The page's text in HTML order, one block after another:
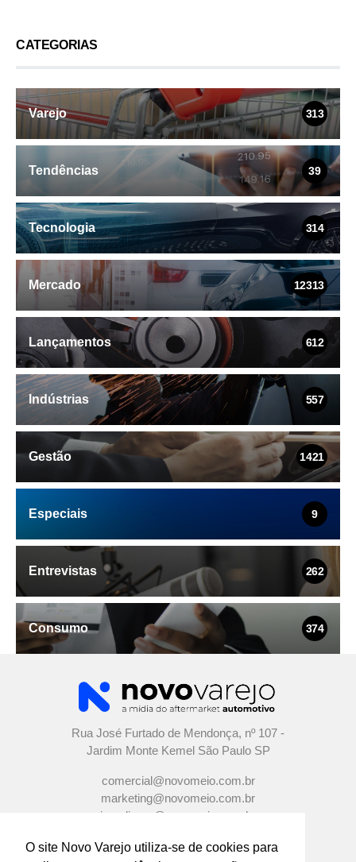
O site Novo Varejo utiliza-se de cookies para
CATEGORIAS
Varejo 313
Tendências 39
Tecnologia 314
Mercado 12313
Lançamentos 612
Indústrias 557
Gestão 1421
Especiais 9
Entrevistas 262
Consumo 374
Rua José Furtado de Mendonça, nº 107 -
Jardim Monte Kemel São Paulo SP
comercial@novomeio.com.br
marketing@novomeio.com.br
jornalismo@novomeio.com.br